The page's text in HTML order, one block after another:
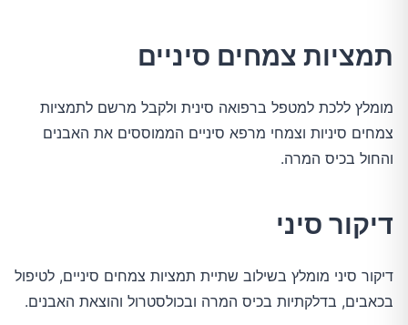
תמציות צמחים סיניים
מומלץ ללכת למטפל ברפואה סינית ולקבל מרשם לתמציות
צמחים סיניות וצמחי מרפא סיניים הממוססים את האבנים
והחול בכיס המרה.
דיקור סיני
דיקור סיני מומלץ בשילוב שתיית תמציות צמחים סיניים, לטיפול
בכאבים, בדלקתיות בכיס המרה ובכולסטרול והוצאת האבנים.